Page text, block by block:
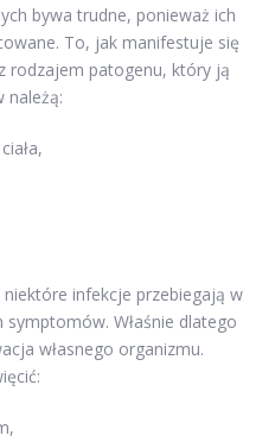
bywa trudne, ponieważ ich
To, jak manifestuje się
rodzajem patogenu, który ją
należą:
infekcje przebiegają w
Właśnie dlatego
własnego organizmu.